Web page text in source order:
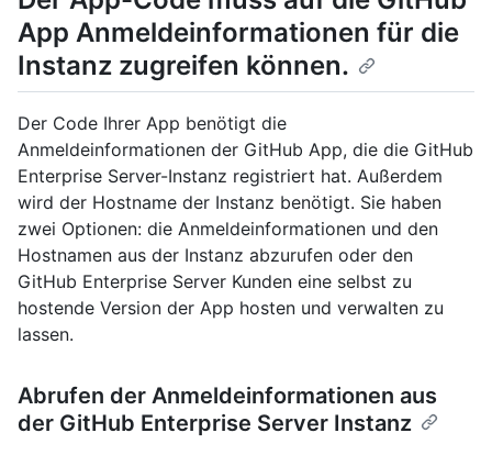
App Anmeldeinformationen für die
Instanz zugreifen können.
Der Code Ihrer App benötigt die
Anmeldeinformationen der GitHub App, die die GitHub
Enterprise Server-Instanz registriert hat. Außerdem
wird der Hostname der Instanz benötigt. Sie haben
zwei Optionen: die Anmeldeinformationen und den
Hostnamen aus der Instanz abzurufen oder den
GitHub Enterprise Server Kunden eine selbst zu
hostende Version der App hosten und verwalten zu
lassen.
Abrufen der Anmeldeinformationen aus
der GitHub Enterprise Server Instanz